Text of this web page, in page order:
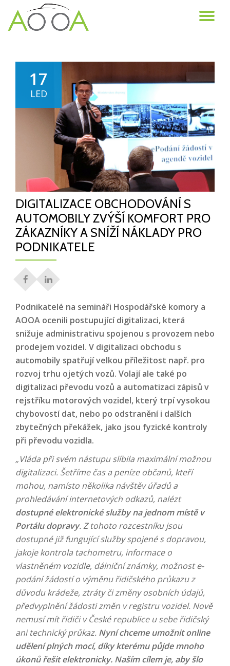
Skip
17
LED
DIGITALIZACE OBCHODOVÁNÍ S
AUTOMOBILY ZVÝŠÍ KOMFORT PRO
ZÁKAZNÍKY A SNÍŽÍ NÁKLADY PRO
PODNIKATELE
Podnikatelé na semináři Hospodářské komory a
AOOA ocenili postupující digitalizaci, která
snižuje administrativu spojenou s provozem nebo
prodejem vozidel. V digitalizaci obchodu s
automobily spatřují velkou příležitost např. pro
rozvoj trhu ojetých vozů. Volají ale také po
digitalizaci převodu vozů a automatizaci zápisů v
rejstříku motorových vozidel, který trpí vysokou
chybovostí dat, nebo po odstranění i dalších
zbytečných překážek, jako jsou fyzické kontroly
při převodu vozidla.
„Vláda při svém nástupu slíbila maximální možnou
digitalizaci. Šetříme čas a peníze občanů, kteří
mohou, namísto několika návštěv úřadů a
prohledávání internetových odkazů, nalézt
dostupné elektronické služby na jednom místě v
Portálu dopravy. Z tohoto rozcestníku jsou
dostupné již fungující služby spojené s dopravou,
jakoje kontrola tachometru, informace o
vlastněném vozidle, dálniční známky, možnost e-
podání žádostí o výměnu řidičského průkazu z
důvodu krádeže, ztráty či změny osobních údajů,
předvyplnění žádosti změn v registru vozidel. Nově
nemusí mít řidiči v České republice u sebe řidičský
ani technický průkaz. Nyní chceme umožnit online
udělení plných mocí, díky kterému půjde mnoho
úkonů řešit elektronicky. Naším cílem je, aby šlo